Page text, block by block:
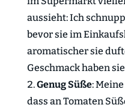
aussieht: Ich
bevor sie im
aromatischer sie
Geschmack haben
Genug Süße:
dass an Tomaten